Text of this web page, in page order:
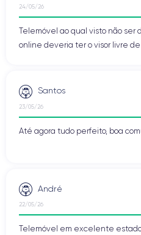
24/05/26
Telemóvel ao qual visto não ser
online deveria ter o visor livre de
Santos
23/05/26
Até agora tudo perfeito, boa
André
22/05/26
Telemóvel em excelente